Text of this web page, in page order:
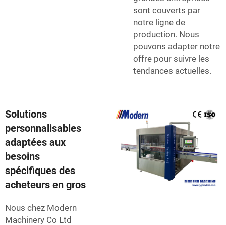
sont couverts par
notre ligne de
production. Nous
pouvons adapter notre
offre pour suivre les
tendances actuelles.
Solutions
personnalisables
adaptées aux
besoins
spécifiques des
acheteurs en gros
Nous chez Modern
Machinery Co Ltd